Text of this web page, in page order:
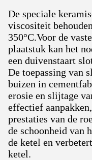
De speciale
viscositeit
350°C.Voor de
plaatstuk kan het
een duivenstaart
De toepassing van
buizen in
erosie en slijtage
effectief
prestaties van de
de schoonheid van
de ketel en
ketel.